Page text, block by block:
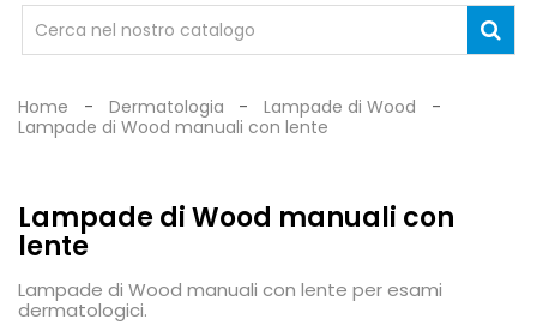
OCCHIALI
DI
Home Dermatologia
Lampade di Wood
Lampade di Wood manuali con lente
Lampade di Wood manuali con
lente
Lampade di Wood manuali con lente per esami
dermatologici.